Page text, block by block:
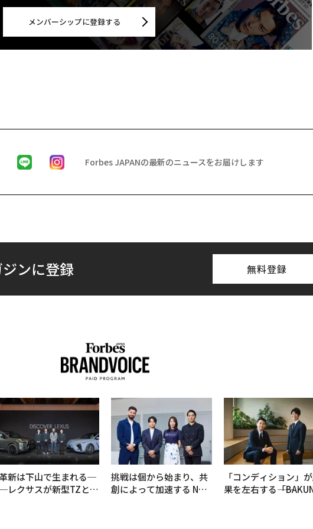
メンバーシップに登録する
Forbes JAPANの最新のニュースをお届けします
ンに登録 無料登録
革新は下山で生まれる─
レクサスが新型TZとE
挑戦は個から始まり、共
創によって加速する NOR
「コンディション」
果を左右する――「